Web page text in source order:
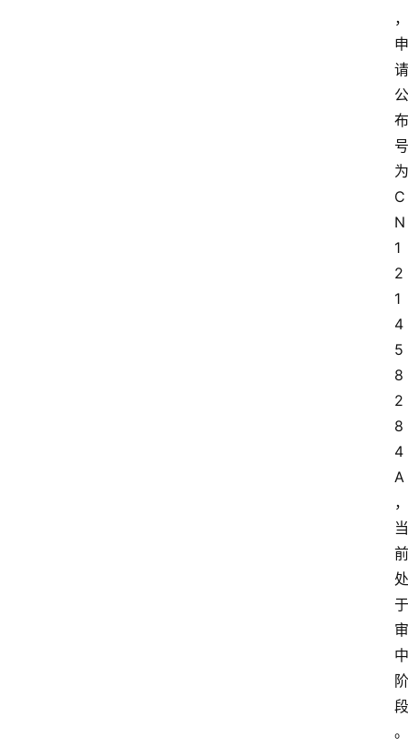
，
申
请
公
布
号
为
C
N
1
2
1
4
5
8
2
8
4
A
，
当
前
处
于
审
中
阶
段
。